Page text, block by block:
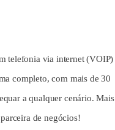
telefonia via internet (VOIP)
completo, com mais de 30
a qualquer cenário. Mais
de negócios!